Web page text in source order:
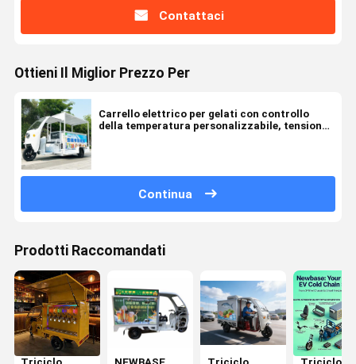
Contattaci
Ottieni Il Miglior Prezzo Per
Carrello elettrico per gelati con controllo
della temperatura personalizzabile, tensione
Continua
Prodotti Raccomandati